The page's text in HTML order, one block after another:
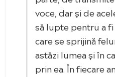
voce, dar și de
să lupte pentru a
care se sprijină
astăzi lumea și în
prin ea. În fiecare